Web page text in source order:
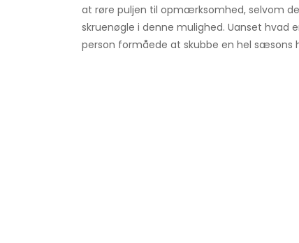
at røre puljen til opmærksomhed, selvom
skruenøgle i denne mulighed. Uanset
person formåede at skubbe en hel